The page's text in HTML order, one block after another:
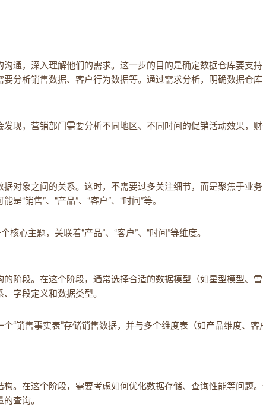
通，深入理解他们的需求。这一步的目的是确定数据仓库要支
分析销售数据、客户行为数据等。通过需求分析，明确数据仓库
现，营销部门需要分析不同地区、不同时间的促销活动效果，
对象之间的关系。这时，不需要过多关注细节，而是聚焦于业
“销售”、“产品”、“客户”、“时间”等。
心主题，关联着“产品”、“客户”、“时间”等维度。
阶段。在这个阶段，通常选择合适的数据模型（如星型模型、
字段定义和数据类型。
“销售事实表”存储销售数据，并与多个维度表（如产品维度、客
。在这个阶段，需要考虑如何优化数据存储、查询性能等问题。
查询。